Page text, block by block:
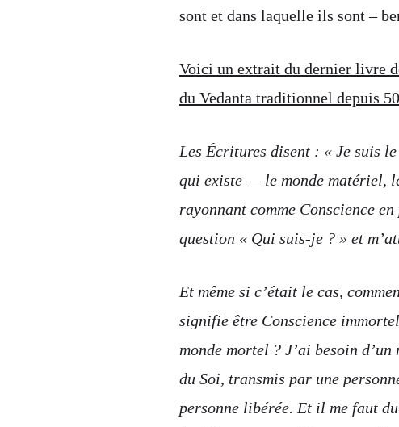
sont et dans laquelle ils sont –
Voici un extrait du dernier livre
du Vedanta traditionnel depuis
Les Écritures disent : « Je suis
qui existe — le monde matériel,
rayonnant comme Conscience
question « Qui suis-je ? » et
Et même si c’était le cas,
signifie être Conscience
monde mortel ? J’ai besoin
du Soi, transmis par une
personne libérée. Et il me faut